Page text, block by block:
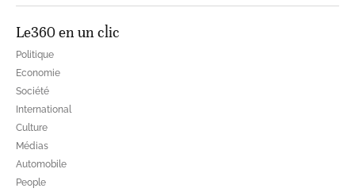
Le360 en un clic
Politique
Economie
Société
International
Culture
Médias
Automobile
People